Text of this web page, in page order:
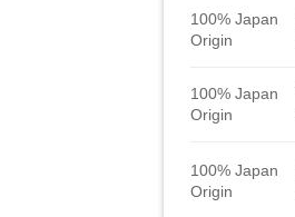
100% Japan
Origin
100% Japan
Origin
100% Japan
Origin